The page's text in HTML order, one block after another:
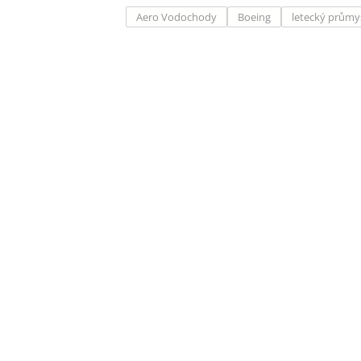
Aero Vodochody Boeing letecký